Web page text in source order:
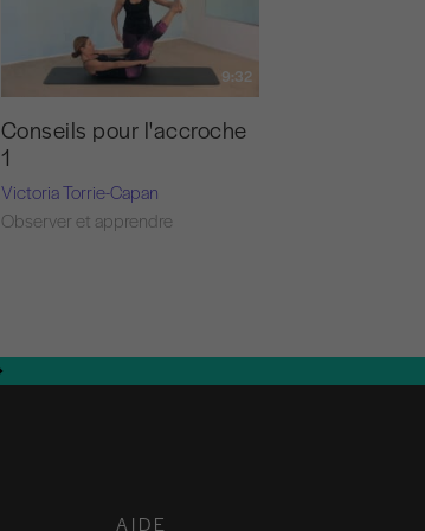
9:32
Conseils pour l'accroche
1
Victoria Torrie-Capan
Observer et apprendre
AIDE